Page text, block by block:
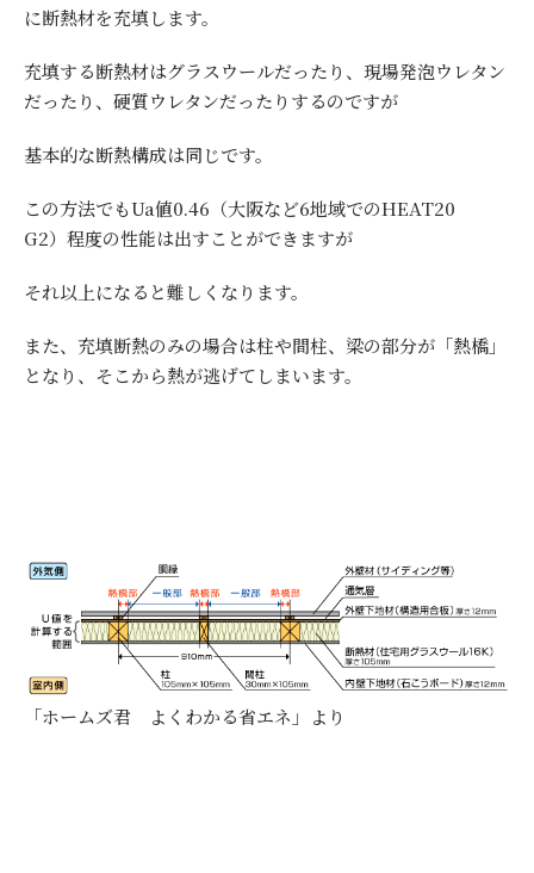
に断熱材を充填します。
充填する断熱材はグラスウールだったり、現場発泡ウレタン
だったり、硬質ウレタンだったりするのですが
基本的な断熱構成は同じです。
この方法でもUa値0.46（大阪など6地域でのHEAT20
G2）程度の性能は出すことができますが
それ以上になると難しくなります。
また、充填断熱のみの場合は柱や間柱、梁の部分が「熱橋」
となり、そこから熱が逃げてしまいます。
「ホームズ君 よくわかる省エネ」より